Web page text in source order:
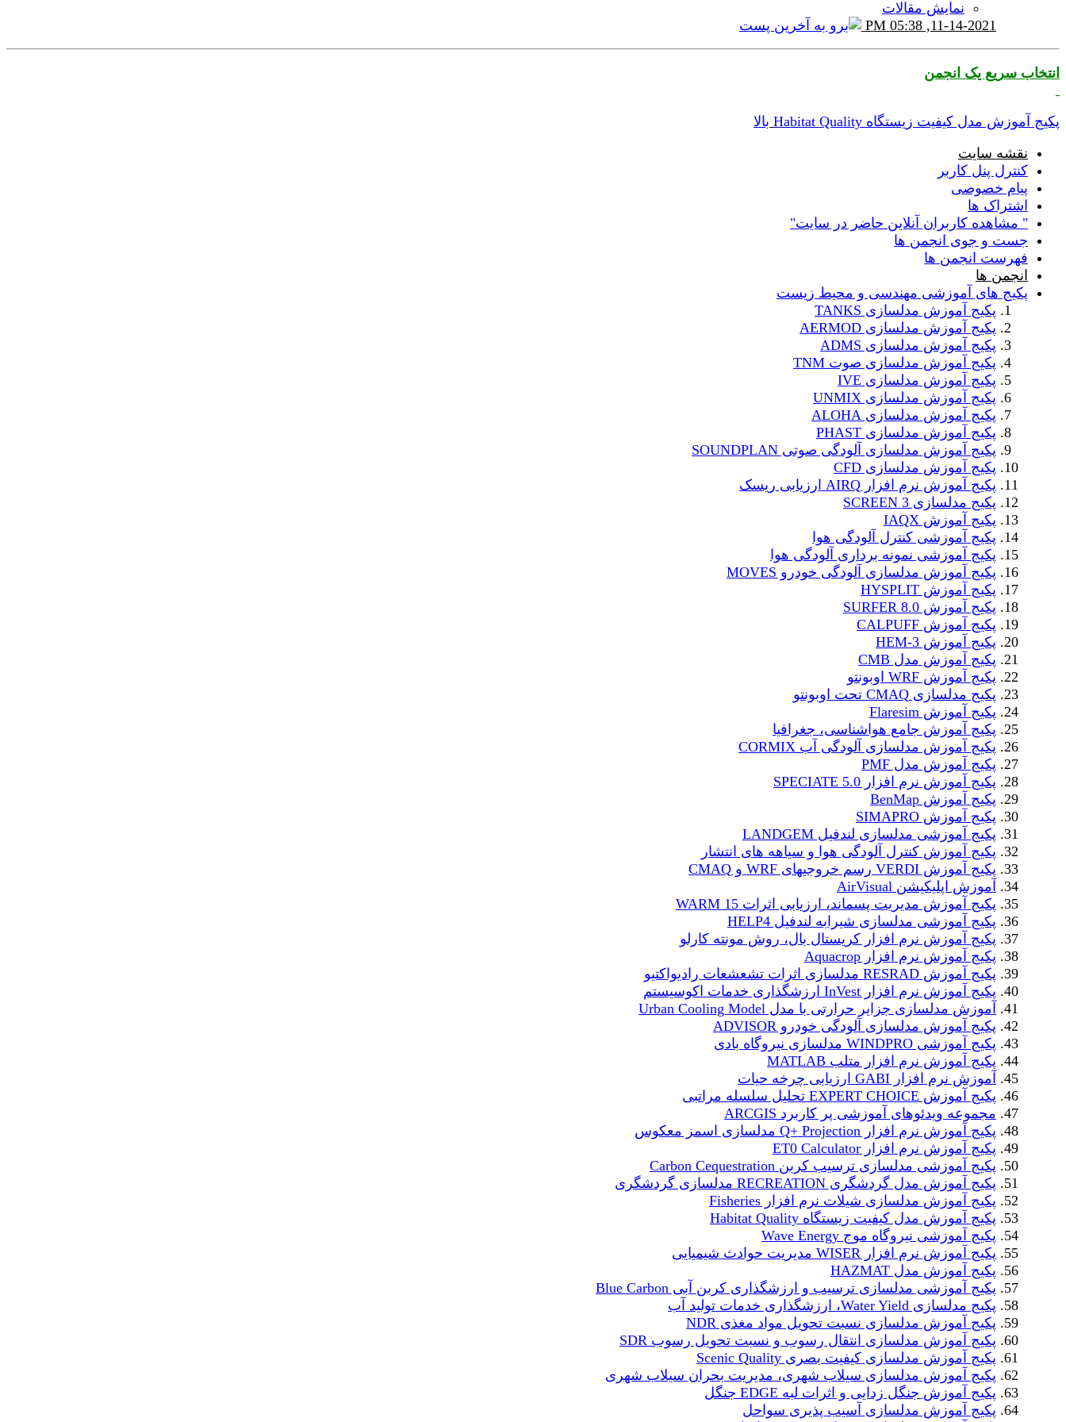
نمایش مقالات
11-14-2021,
05:38 PM
انتخاب سریع یک انجمن
پکیج آموزش مدل کیفیت زیستگاه Habitat Quality
بالا
نقشه سایت
کنترل پنل کاربر
پیام خصوصی
اشتراک ها
" مشاهده کاربران آنلاین حاضر در سایت"
جست و جوی انجمن ها
فهرست انجمن ها
انجمن ها
پکیج های آموزشی مهندسی و محیط زیست
پکیج آموزش مدلسازی TANKS
پکیج آموزش مدلسازی AERMOD
پکیج آموزش مدلسازی ADMS
پکیج آموزش مدلسازی صوت TNM
پکیج آموزش مدلسازی IVE
پکیج آموزش مدلسازی UNMIX
پکیج آموزش مدلسازی ALOHA
پکیج آموزش مدلسازی PHAST
پکیج آموزش مدلسازی آلودگی صوتی SOUNDPLAN
پکیج آموزش مدلسازی CFD
پکیج آموزش نرم افزار AIRQ ارزیابی ریسک
پکیج مدلسازی SCREEN 3
پکیج آموزش IAQX
پکیج آموزشی کنترل آلودگی هوا
پکیج آموزشی نمونه برداری آلودگی هوا
پکیج آموزش مدلسازی آلودگی خودرو MOVES
پکیج آموزش HYSPLIT
پکیج آموزش SURFER 8.0
پکیج آموزش CALPUFF
پکیج آموزش HEM-3
پکیج آموزش مدل CMB
پکیج آموزش WRF اوبونتو
پکیج مدلسازی CMAQ تحت اوبونتو
پکیج آموزش Flaresim
پکیج آموزش جامع هواشناسی، جغرافیا
پکیج آموزش مدلسازی آلودگی آب CORMIX
پکیج آموزش مدل PMF
پکیج آموزش نرم افزار SPECIATE 5.0
پکیج آموزش BenMap
پکیج آموزش SIMAPRO
پکیج آموزشی مدلسازی لندفیل LANDGEM
پکیج آموزش کنترل آلودگی هوا و سیاهه های انتشار
پکیج آموزش VERDI رسم خروجیهای WRF و CMAQ
آموزش اپلیکیشن AirVisual
پکیج آموزش مدیریت پسماند، ارزیابی اثرات WARM 15
پکیج آموزشی مدلسازی شیرابه لندفیل HELP4
پکیج آموزش نرم افزار کریستال بال، روش مونته کارلو
پکیج آموزش نرم افزار Aquacrop
پکیج آموزش RESRAD مدلسازی اثرات تشعشعات رادیواکتیو
پکیج آموزش نرم افزار InVest ارزشگذاری خدمات اکوسیستم
آموزش مدلسازی جزایر حرارتی با مدل Urban Cooling Model
پکیج آموزش مدلسازی آلودگی خودرو ADVISOR
پکیج آموزشی WINDPRO مدلسازی نیروگاه بادی
پکیج آموزش نرم افزار متلب MATLAB
آموزش نرم افزار GABI ارزیابی چرخه حیات
پکیج آموزش EXPERT CHOICE تحلیل سلسله مراتبی
مجموعه ویدئوهای آموزشی پر کاربرد ARCGIS
پکیج آموزش نرم افزار Q+ Projection مدلسازی اسمز معکوس
پکیج آموزش نرم افزار ET0 Calculator
پکیج آموزشی مدلسازی ترسیب کربن Carbon Cequestration
پکیج آموزش مدل گردشگری RECREATION مدلسازی گردشگری
پکیج آموزش مدلسازی شیلات نرم افزار Fisheries
پکیج آموزش مدل کیفیت زیستگاه Habitat Quality
پکیج آموزشی نیروگاه موج Wave Energy
پکیج آموزش نرم افزار WISER مدیریت حوادث شیمیایی
پکیج آموزش مدل HAZMAT
پکیج آموزشی مدلسازی ترسیب و ارزشگذاری کربن آبی Blue Carbon
پکیج مدلسازی Water Yield، ارزشگذاری خدمات تولید آب
پکیج آموزش مدلسازی نسبت تحویل مواد مغذی NDR
پکیج آموزش مدلسازی انتقال رسوب و نسبت تحویل رسوب SDR
پکیج آموزش مدلسازی کیفیت بصری Scenic Quality
پکیج آموزش مدلسازی سیلاب شهری، مدیریت بحران سیلاب شهری
پکیج آموزش جنگل زدایی و اثرات لبه EDGE جنگل
پکیج آموزش مدلسازی آسیب پذیری سواحل